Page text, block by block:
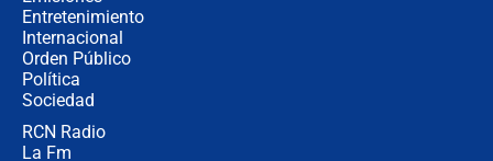
Entretenimiento
Internacional
Orden Público
Política
Sociedad
RCN Radio
La Fm